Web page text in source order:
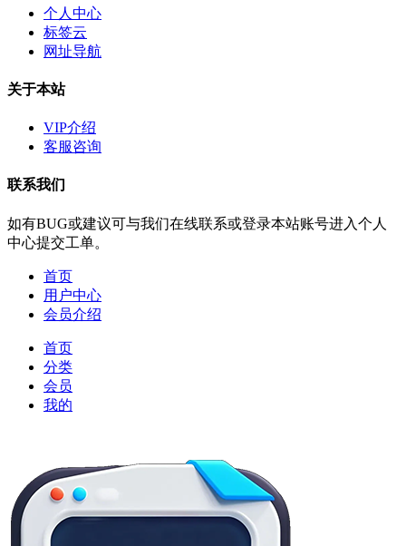
个人中心
标签云
网址导航
关于本站
VIP介绍
客服咨询
联系我们
如有BUG或建议可与我们在线联系或登录本站账号进入个人
中心提交工单。
首页
用户中心
会员介绍
首页
分类
会员
我的